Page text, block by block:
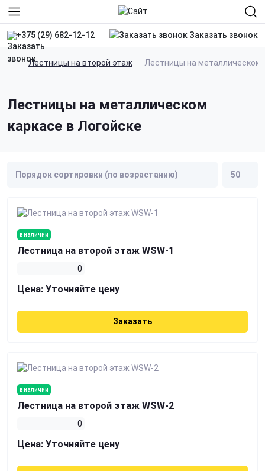
+375 (29) 682-12-12 Заказать звонок
Лестницы на второй этаж Лестницы на металлическом
Лестницы на металлическом
каркасе в Логойске
в наличии
Лестница на второй этаж WSW-1
0
Цена: Уточняйте цену
Заказать
в наличии
Лестница на второй этаж WSW-2
0
Цена: Уточняйте цену